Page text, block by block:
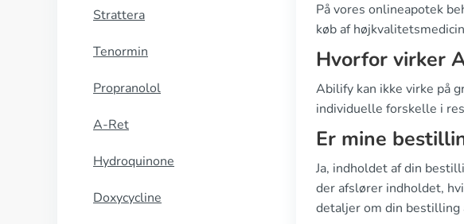
Strattera
Tenormin
Propranolol
A-Ret
Hydroquinone
Doxycycline
På vores onlineapotek
køb af
Hvorfor virker
Abilify kan ikke virke på
individuelle forskelle i
Er mine
Ja, indholdet af din
der afslører indholdet,
detaljer om din bestilling